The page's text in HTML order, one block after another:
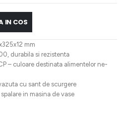
IN COS
mm
durabila si rezistenta
– culoare destinata alimentelor ne-
cu sant de scurgere
in masina de vase